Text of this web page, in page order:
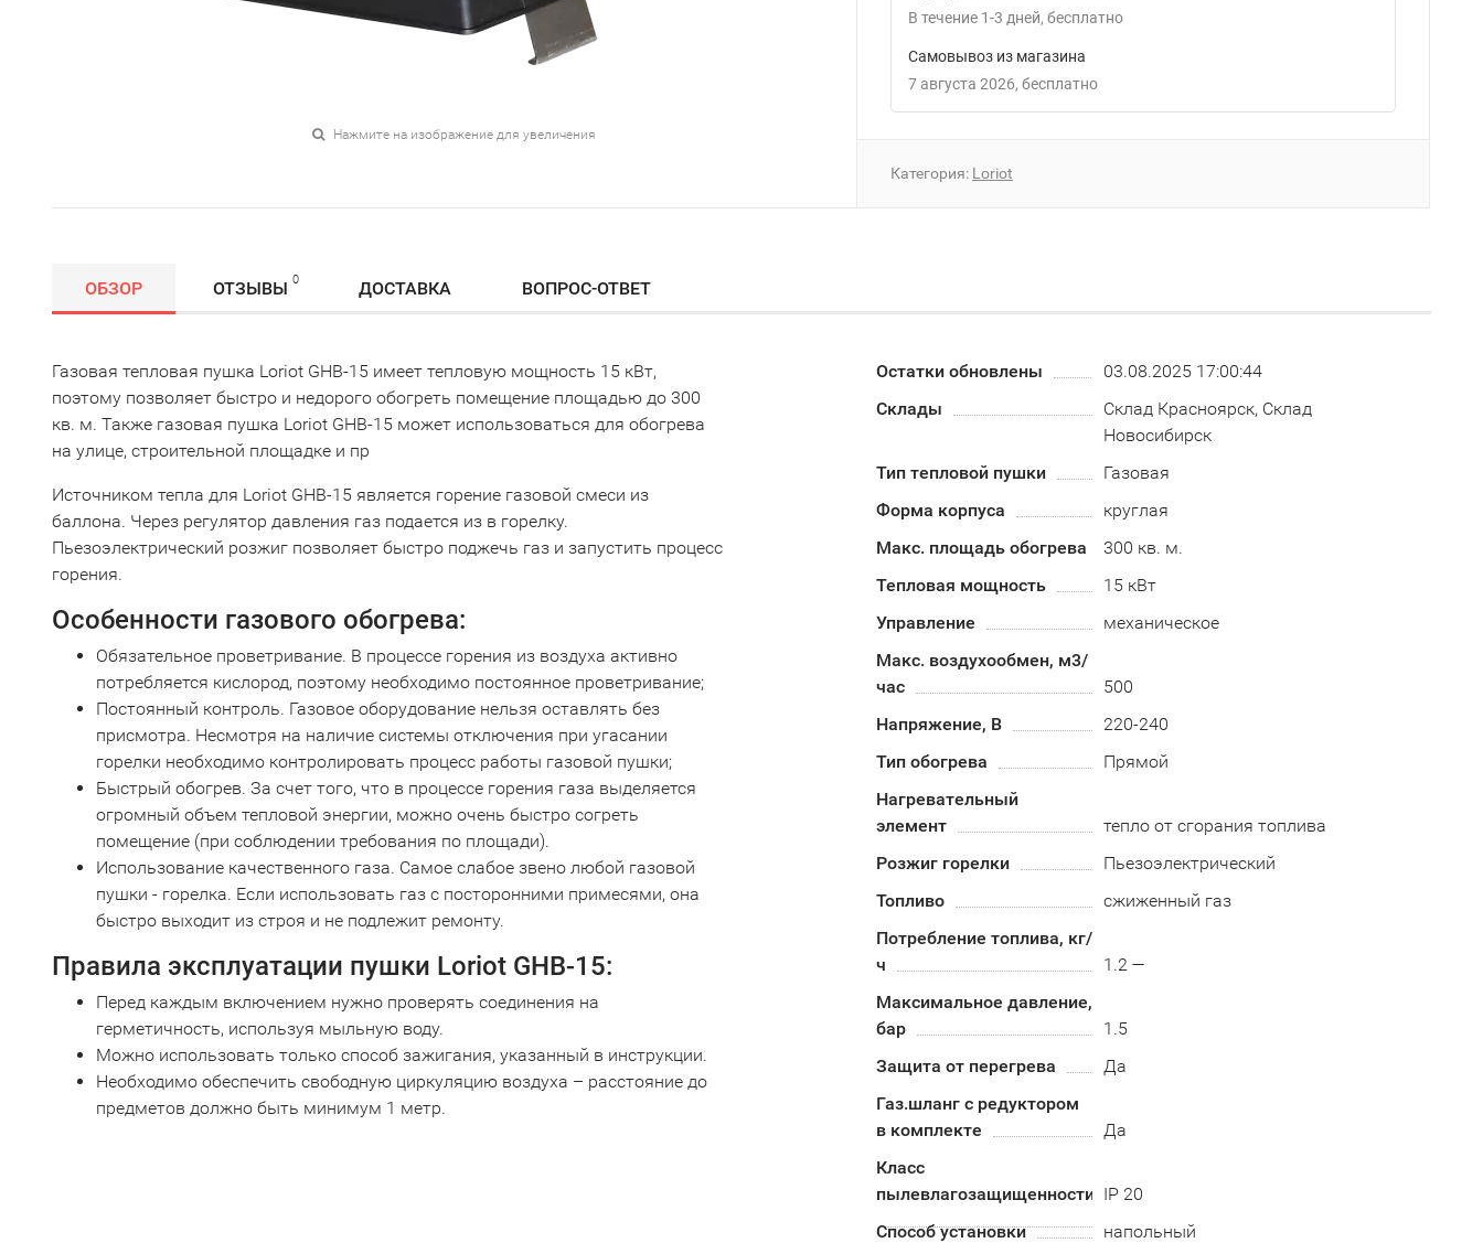
Нажмите на изображение для увеличения
В течение 1-3 дней Бесплатно
Самовывоз из магазина
7 августа 2026
Бесплатно
Категория: Loriot
ОБЗОР ОТЗЫВЫ 0 ДОСТАВКА ВОПРОС-ОТВЕТ
Газовая тепловая пушка Loriot GHB-15 имеет тепловую мощность 15 кВт,
поэтому позволяет быстро и недорого обогреть помещение площадью до 300
кв. м. Также газовая пушка Loriot GHB-15 может использоваться для обогрева
на улице, строительной площадке и пр
Источником тепла для Loriot GHB-15 является горение газовой смеси из
баллона. Через регулятор давления газ подается из в горелку.
Пьезоэлектрический розжиг позволяет быстро поджечь газ и запустить процесс
горения.
Особенности газового обогрева:
Обязательное проветривание. В процессе горения из воздуха активно
потребляется кислород, поэтому необходимо постоянное проветривание;
Постоянный контроль. Газовое оборудование нельзя оставлять без
присмотра. Несмотря на наличие системы отключения при угасании
горелки необходимо контролировать процесс работы газовой пушки;
Быстрый обогрев. За счет того, что в процессе горения газа выделяется
огромный объем тепловой энергии, можно очень быстро согреть
помещение (при соблюдении требования по площади).
Использование качественного газа. Самое слабое звено любой газовой
пушки - горелка. Если использовать газ с посторонними примесями, она
быстро выходит из строя и не подлежит ремонту.
Правила эксплуатации пушки Loriot GHB-15:
Перед каждым включением нужно проверять соединения на
герметичность, используя мыльную воду.
Можно использовать только способ зажигания, указанный в инструкции.
Необходимо обеспечить свободную циркуляцию воздуха – расстояние до
предметов должно быть минимум 1 метр.
Остатки обновлены
03.08.2025 17:00:44
Склады
Склад Красноярск, Склад
Новосибирск
Тип тепловой пушки
Газовая
Форма корпуса
круглая
Макс. площадь обогрева
300 кв. м.
Тепловая мощность
15 кВт
Управление
механическое
Макс. воздухообмен, м3/
час
500
Напряжение, В
220-240
Тип обогрева
Прямой
Нагревательный
элемент
тепло от сгорания топлива
Розжиг горелки
Пьезоэлектрический
Топливо
сжиженный газ
Потребление топлива, кг/
ч
1.2 —
Максимальное давление,
бар
1.5
Защита от перегрева
Да
Газ.шланг с редуктором
в комплекте
Да
Класс
пылевлагозащищенности IP 20
Способ установки
напольный